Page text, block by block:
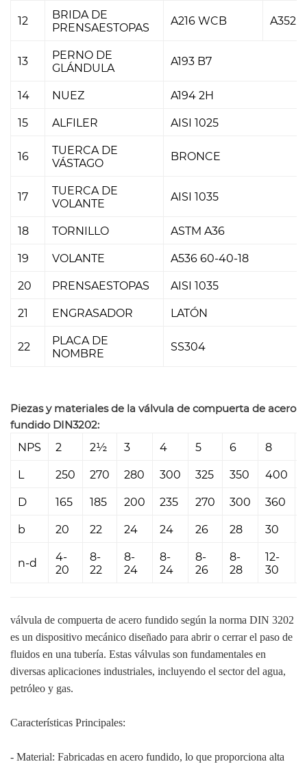
12
BRIDA DE
PRENSAESTOPAS
A216 WCB A352
13
PERNO DE
GLÁNDULA
A193 B7
14 NUEZ
A194 2H
15
ALFILER AISI 1025
16
TUERCA DE
VÁSTAGO
BRONCE
17
TUERCA DE
VOLANTE
AISI 1035
18 TORNILLO
ASTM A36
19
VOLANTE
A536 60-40-18
20
PRENSAESTOPAS
AISI 1035
21
ENGRASADOR LATÓN
22
PLACA DE
NOMBRE
SS304
Piezas y materiales de la válvula de compuerta de acero
fundido DIN3202:
NPS 2 2½ 3 4 5 6 8
L
250 270 280 300 325 350 400
D
165 185 200 235 270 300 360
b
20 22 24 24 26 28 30
n-d
4-
20
8-
22
8-
24
8-
24
8-
26
8-
28
12-
30
válvula de compuerta de acero fundido según la norma DIN 3202
es un dispositivo mecánico diseñado para abrir o cerrar el paso de
fluidos en una tubería. Estas válvulas son fundamentales en
diversas aplicaciones industriales, incluyendo el sector del agua,
petróleo y gas.
Características Principales:
- Material: Fabricadas en acero fundido, lo que proporciona alta